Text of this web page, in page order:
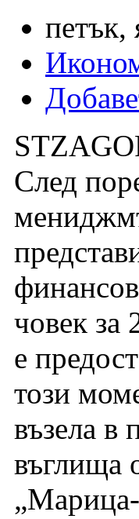
петък,
След
човек за
е
този
възела в
въглища